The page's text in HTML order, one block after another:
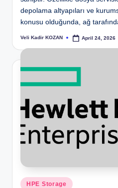
depolama altyapıları ve
konusu olduğunda, ağ
Posted
Veli Kadir KOZAN April 24, 2026
Posted
HPE Storage